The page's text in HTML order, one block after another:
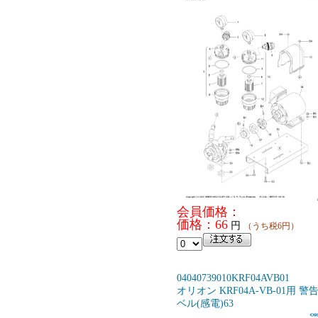
会員価格：
価格：66 円 （うち税6円）
04040739010KRF04AVB01
オリオン KRF04A-VB-01用 警
ベル(感電)63